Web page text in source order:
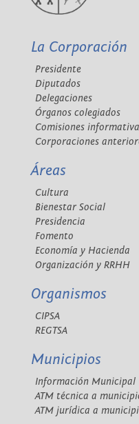
La Corporación
Presidente
Diputados
Delegaciones
Órganos colegiados
Comisiones
Corporaciones
Áreas
Cultura
Bienestar Social
Presidencia
Fomento
Economía y Hacienda
Organización y RRHH
Organismos
CIPSA
REGTSA
Municipios
Información Municipal
ATM técnica a
ATM jurídica a